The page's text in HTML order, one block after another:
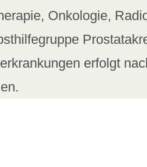
Onkologie,
erfolgt